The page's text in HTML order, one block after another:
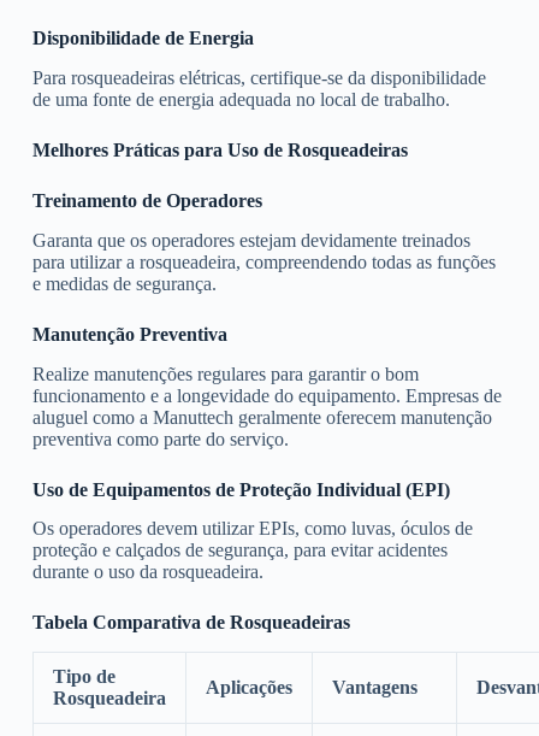
Disponibilidade de Energia
Para rosqueadeiras elétricas, certifique-se da disponibilidade
de uma fonte de energia adequada no local de trabalho.
Melhores Práticas para Uso de Rosqueadeiras
Treinamento de Operadores
Garanta que os operadores estejam devidamente treinados
para utilizar a rosqueadeira, compreendendo todas as funções
e medidas de segurança.
Manutenção Preventiva
Realize manutenções regulares para garantir o bom
funcionamento e a longevidade do equipamento. Empresas de
aluguel como a Manuttech geralmente oferecem manutenção
preventiva como parte do serviço.
Uso de Equipamentos de Proteção Individual (EPI)
Os operadores devem utilizar EPIs, como luvas, óculos de
proteção e calçados de segurança, para evitar acidentes
durante o uso da rosqueadeira.
Tabela Comparativa de Rosqueadeiras
Tipo de
Rosqueadeira
Aplicações Vantagens